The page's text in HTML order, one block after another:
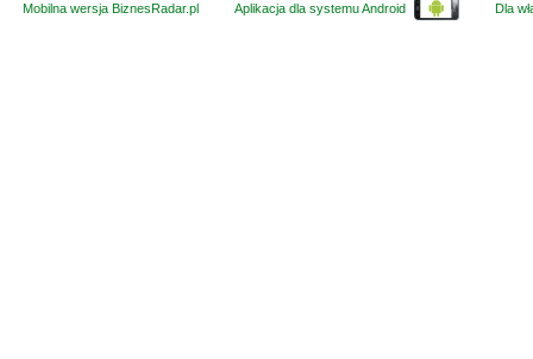
Mobilna wersja BiznesRadar.pl
Aplikacja dla systemu Android Dla